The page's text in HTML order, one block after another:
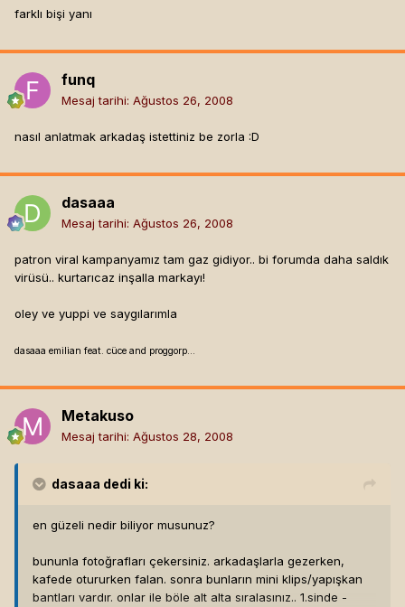
farklı bişi yanı
funq
Mesaj tarihi: Ağustos 26, 2008
nasıl anlatmak arkadaş istettiniz be zorla :D
dasaaa
Mesaj tarihi: Ağustos 26, 2008
patron viral kampanyamız tam gaz gidiyor.. bi forumda daha saldık
virüsü.. kurtarıcaz inşalla markayı!
oley ve yuppi ve saygılarımla
dasaaa emilian feat. cüce and proggorp...
Metakuso
Mesaj tarihi: Ağustos 28, 2008
dasaaa dedi ki:
en güzeli nedir biliyor musunuz?
bununla fotoğrafları çekersiniz. arkadaşlarla gezerken,
kafede otururken falan. sonra bunların mini klips/yapışkan
bantları vardır. onlar ile böle alt alta sıralasınız.. 1.sinde -